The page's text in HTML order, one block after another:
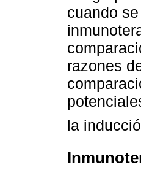
cuando
razones
la